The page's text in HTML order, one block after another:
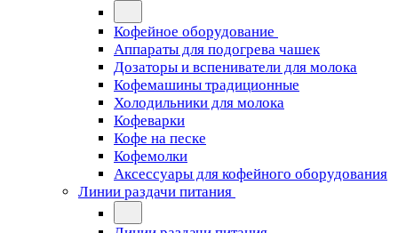
Кофейное оборудование
Аппараты для подогрева чашек
Дозаторы и вспениватели для молока
Кофемашины традиционные
Холодильники для молока
Кофеварки
Кофе на песке
Кофемолки
Аксессуары для кофейного оборудования
Линии раздачи питания